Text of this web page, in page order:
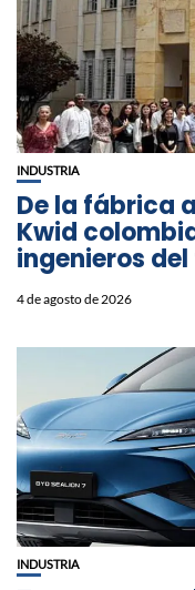
INDUSTRIA
De la fábrica
Kwid
ingenieros
4 de agosto de 2026
INDUSTRIA